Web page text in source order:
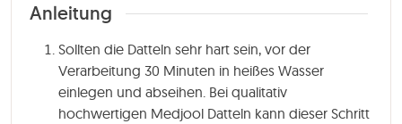
Anleitung
Sollten die Datteln sehr hart sein, vor der
Verarbeitung 30 Minuten in heißes Wasser
einlegen und abseihen. Bei qualitativ
hochwertigen Medjool Datteln kann dieser Schritt